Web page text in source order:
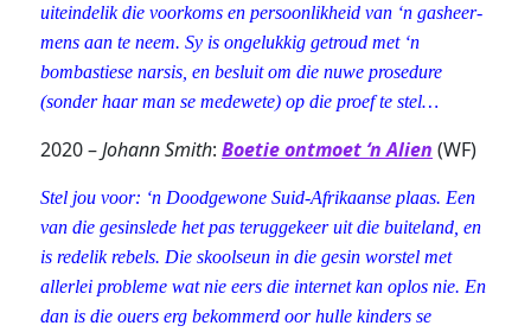
uiteindelik die voorkoms en persoonlikheid van ‘n gasheer-
mens aan te neem. Sy is ongelukkig getroud met ‘n
bombastiese narsis, en besluit om die nuwe prosedure
(sonder haar man se medewete) op die proef te stel…
2020 –Johann Smith:Boetie ontmoet ‘n Alien (WF)
Stel jou voor: ‘n Doodgewone Suid-Afrikaanse plaas. Een
van die gesinslede het pas teruggekeer uit die buiteland, en
is redelik rebels. Die skoolseun in die gesin worstel met
allerlei probleme wat nie eers die internet kan oplos nie. En
dan is die ouers erg bekommerd oor hulle kinders se